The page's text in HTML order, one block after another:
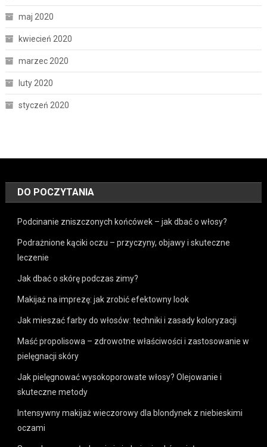
maj 2020
kwiecień 2020
marzec 2020
luty 2020
styczeń 2020
DO POCZYTANIA
Podcinanie zniszczonych końcówek – jak dbać o włosy?
Podrażnione kąciki oczu – przyczyny, objawy i skuteczne
leczenie
Jak dbać o skórę podczas zimy?
Makijaż na imprezę: jak zrobić efektowny look
Jak mieszać farby do włosów: techniki i zasady koloryzacji
Maść propolisowa – zdrowotne właściwości i zastosowanie w
pielęgnacji skóry
Jak pielęgnować wysokoporowate włosy? Olejowanie i
skuteczne metody
Intensywny makijaż wieczorowy dla blondynek z niebieskimi
oczami